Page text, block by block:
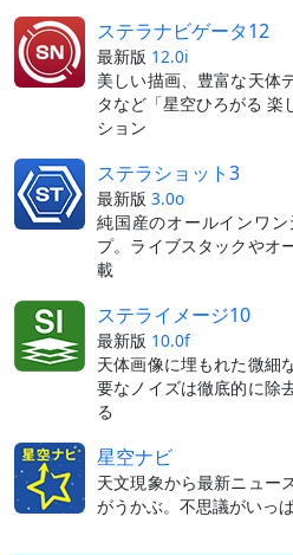
ステラナビゲータ12
最新版 12.0i
美しい描画、豊富な天体
タなど「星空ひろがる 楽
ション
ステラショット3
最新版 3.0o
純国産のオールインワ
プ。ライブスタックやオ
載
ステライメージ10
最新版 10.0f
天体画像に埋もれた微細
要なノイズは徹底的に除
る
星空ナビ
天文現象から最新ニュー
がうかぶ。不思議がいっ